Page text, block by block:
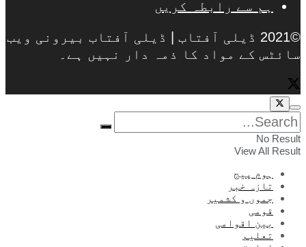
ہم سے رابطہ کریں
©2021 ڈیلی آفتاب | ڈیلی آفتاب بیرونی ویب
سائٹس کے مواد کا ذمہ دار نہیں ہے۔
No Result
View All Result
ہوم پیج
تازہ خبر
جموں و کشمیر
قومی
بین اقوامی
تعلیم